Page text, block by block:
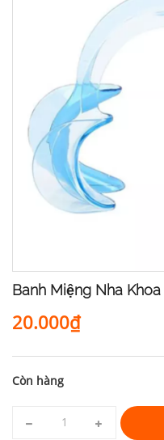
Banh Miệng Nha Khoa
20.000₫
Còn hàng